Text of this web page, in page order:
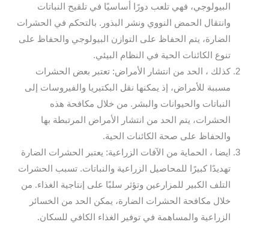
البيولوجي، فهي تلعب دورًا أساسيًا في تلقيح النباتات
وانتقال الحمض النووي ونشر البذور. بالتحكم في الحشرات
الضارة، يتم الحفاظ على التوازن البيولوجي والحفاظ على
تنوع الكائنات الحية في النظام البيئي.
كذلك ، الحد من انتشار الأمراض: تعتبر بعض الحشرات
مسببة للأمراض، إذ يمكنها نقل البكتيريا والفيروسات إلى
النباتات والحيوانات والبشر. من خلال مكافحة هذه
الحشرات، يتم الحد من انتشار الأمراض المرتبطة بها
والحفاظ على صحة الكائنات الحية.
ايضا ، الحماية من الآفات الزراعية: يعتبر الحشرات الضارة
تهديدًا كبيرًا للمحاصيل الزراعية والنباتات. تسبب الحشرات
التلف الكبير للمزارعين وتؤثر سلبًا على إنتاجية الغذاء. من
خلال مكافحة الحشرات الضارة، يمكن الحد من الخسائر
الزراعية والمساهمة في توفير الغذاء الكافي للسكان.